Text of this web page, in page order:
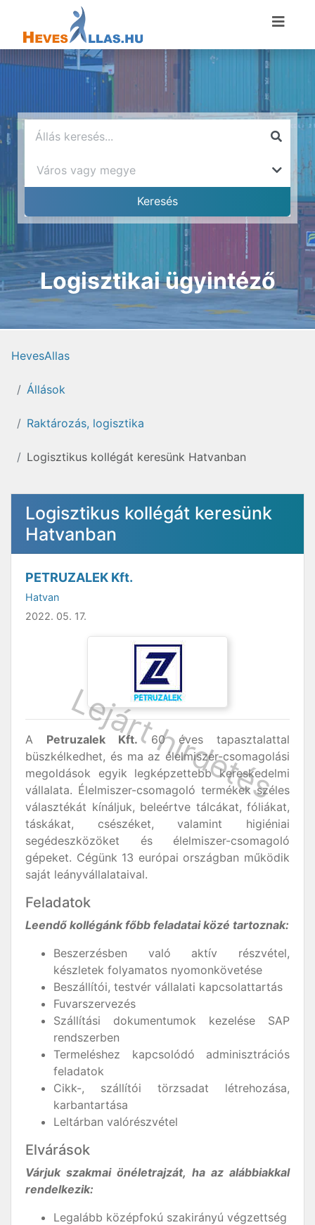
Logisztikai ügyintéző
HevesAllas
Állások
Raktározás, logisztika
Logisztikus kollégát keresünk Hatvanban
Logisztikus kollégát keresünk
Hatvanban
PETRUZALEK Kft.
Hatvan
2022. 05. 17.
A Petruzalek Kft. 60 éves tapasztalattal
büszkélkedhet, és ma az élelmiszer-csomagolási
megoldások egyik legképzettebb kereskedelmi
vállalata. Élelmiszer-csomagoló termékek széles
választékát kínáljuk, beleértve tálcákat, fóliákat,
táskákat, csészéket, valamint higiéniai
segédeszközöket és élelmiszer-csomagoló
gépeket. Cégünk 13 európai országban működik
saját leányvállalataival.
Feladatok
Leendő kollégánk főbb feladatai közé tartoznak:
Beszerzésben való aktív részvétel,
készletek folyamatos nyomonkövetése
Beszállítói, testvér vállalati kapcsolattartás
Fuvarszervezés
Szállítási dokumentumok kezelése SAP
rendszerben
Termeléshez kapcsolódó adminisztrációs
feladatok
Cikk-, szállítói törzsadat létrehozása,
karbantartása
Leltárban valórészvétel
Elvárások
Várjuk szakmai önéletrajzát, ha az alábbiakkal
rendelkezik:
Legalább középfokú szakirányú végzettség